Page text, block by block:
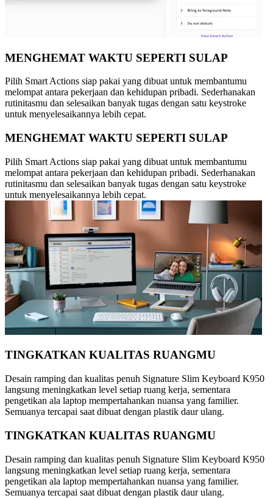
MENGHEMAT WAKTU SEPERTI SULAP
Pilih Smart Actions siap pakai yang dibuat untuk membantumu
melompat antara pekerjaan dan kehidupan pribadi. Sederhanakan
rutinitasmu dan selesaikan banyak tugas dengan satu keystroke
untuk menyelesaikannya lebih cepat.
MENGHEMAT WAKTU SEPERTI SULAP
Pilih Smart Actions siap pakai yang dibuat untuk membantumu
melompat antara pekerjaan dan kehidupan pribadi. Sederhanakan
rutinitasmu dan selesaikan banyak tugas dengan satu keystroke
untuk menyelesaikannya lebih cepat.
TINGKATKAN KUALITAS RUANGMU
Desain ramping dan kualitas penuh Signature Slim Keyboard K950
langsung meningkatkan level setiap ruang kerja, sementara
pengetikan ala laptop mempertahankan nuansa yang familier.
Semuanya tercapai saat dibuat dengan plastik daur ulang.
TINGKATKAN KUALITAS RUANGMU
Desain ramping dan kualitas penuh Signature Slim Keyboard K950
langsung meningkatkan level setiap ruang kerja, sementara
pengetikan ala laptop mempertahankan nuansa yang familier.
Semuanya tercapai saat dibuat dengan plastik daur ulang.